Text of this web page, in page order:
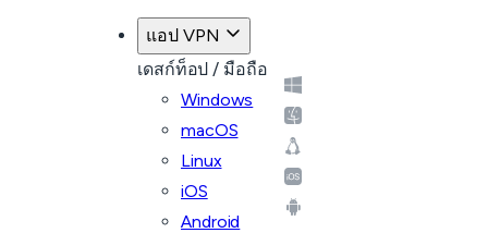
แอป VPN
เดสก์ท็อป / มือถือ
Windows
macOS
Linux
iOS
Android